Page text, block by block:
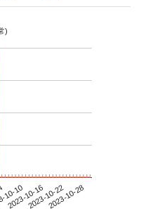
)
10
2023-10-162023-10-222023-10-28